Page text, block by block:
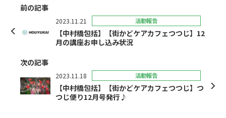
前の記事
2023.11.21 活動報告
【中村橋包括】【街かどケアカフェつつじ】12
月の講座お申し込み状況
次の記事
2023.11.18 活動報告
【中村橋包括】【街かどケアカフェつつじ】つ
つじ便り12月号発行♪